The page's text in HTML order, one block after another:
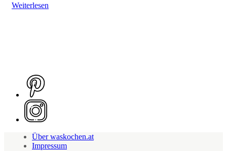
Weiterlesen
Über waskochen.at
Impressum